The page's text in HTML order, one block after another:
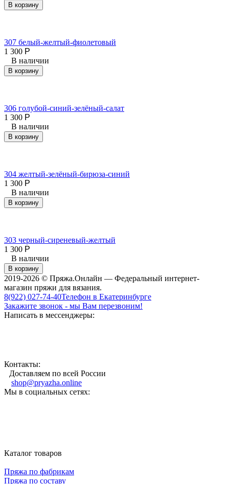
В корзину
307 белый-желтый-фиолетовый
1 300 Р
В наличии
В корзину
306 голубой-синий-зелёный-салат
1 300 Р
В наличии
В корзину
304 желтый-зелёный-бирюза-синий
1 300 Р
В наличии
В корзину
303 черный-сиреневый-желтый
1 300 Р
В наличии
В корзину
2019-2026 © Пряжа.Онлайн — Федеральный интернет-
магазин пряжи для вязания.
8(922) 027-74-40Телефон в Екатеринбурге
Закажите звонок - мы Вам перезвоним!
Написать в мессенджеры:
Контакты:
Доставляем по всей России
shop@pryazha.online
Мы в социальных сетях:
Каталог товаров
Пряжа по фабрикам
Пряжа по составу